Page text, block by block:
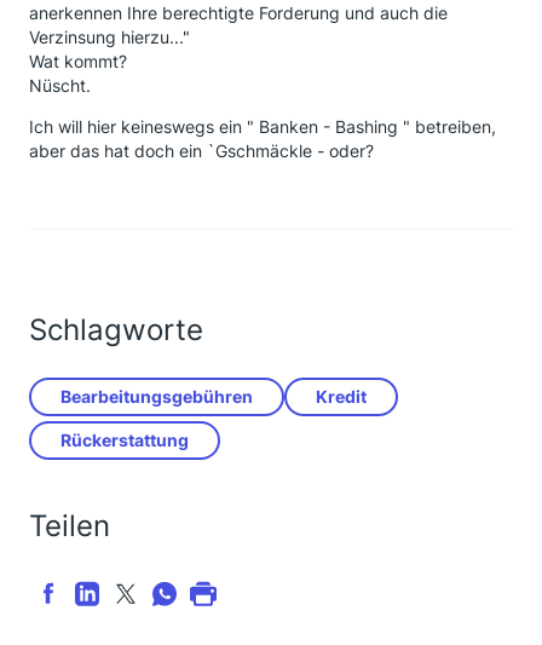
anerkennen Ihre berechtigte Forderung und auch die
Verzinsung hierzu..."
Wat kommt?
Nüscht.
Ich will hier keineswegs ein " Banken - Bashing " betreiben,
aber das hat doch ein `Gschmäckle - oder?
Schlagworte
Bearbeitungsgebühren Kredit
Rückerstattung
Teilen